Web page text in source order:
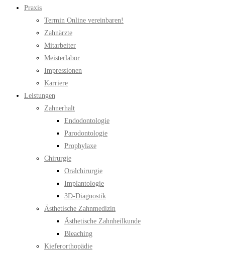
Praxis
Termin Online vereinbaren!
Zahnärzte
Mitarbeiter
Meisterlabor
Impressionen
Karriere
Leistungen
Zahnerhalt
Endodontologie
Parodontologie
Prophylaxe
Chirurgie
Oralchirurgie
Implantologie
3D-Diagnostik
Ästhetische Zahnmedizin
Ästhetische Zahnheilkunde
Bleaching
Kieferorthopädie